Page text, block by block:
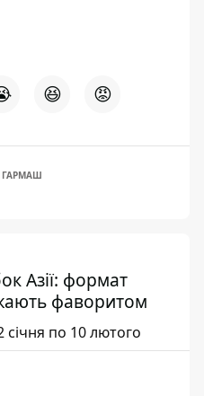
😆 😡
Азії: формат
фаворитом
січня по 10 лютого